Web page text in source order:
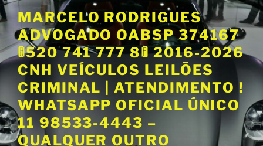
P
u
a
r
r
a
o
MARCELO RODRIGUES
ADVOGADO OABSP 374167
🚦520 741 777 8🚦 2016-2026
CNH VEÍCULOS LEILÕES
CRIMINAL | ATENDIMENTO !
WHATSAPP OFICIAL ÚNICO
11 98533-4443 –
QUALQUER OUTRO